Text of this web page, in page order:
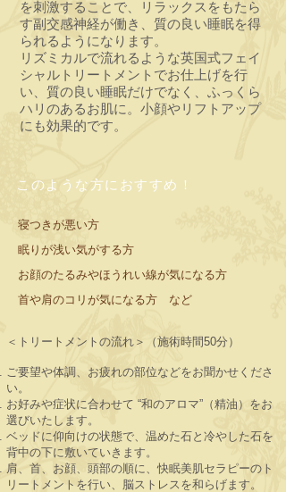
を刺激することで、リラックスをもたら
す副交感神経が働き、質の良い睡眠を得
られるようになります。
リズミカルで流れるような英国式フェイ
シャルトリートメントでお仕上げを行
い、質の良い睡眠だけでなく、ふっくら
ハリのあるお肌に。小顔やリフトアップ
にも効果的です。
寝つきが悪い方
眠りが浅い気がする方
お顔のたるみやほうれい線が気になる方
首や肩のコリが気になる方 など
＜トリートメントの流れ＞（施術時間50分）
ご要望や体調、お疲れの部位などをお聞かせくださ
い。
お好みや症状に合わせて “和のアロマ”（精油）をお
選びいたします。
ベッドに仰向けの状態で、温めた石と冷やした石を
背中の下に敷いていきます。
肩、首、お顔、頭部の順に、快眠美肌セラピーのト
リートメントを行い、脳ストレスを和らげます。
このような方におすすめ !